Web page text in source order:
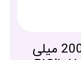
ژل موی اکسترا بیول حجم 200 میلی